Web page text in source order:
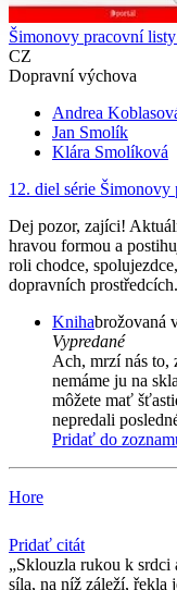
Šimonovy pracovní
CZ
Dopravní výchova
Andrea
Jan Smolík
Klára Smolíková
12. diel série Šimonovy
Dej pozor, zajíci!
hravou formou a
roli chodce,
dopravních
Knihabrožovaná
Vypredané
Ach, mrzí nás to,
nemáme ju na
môžete mať
nepredali
Pridať do
Hore
Pridať citát
Sklouzla rukou k srdci
síla, na níž záleží, řekla